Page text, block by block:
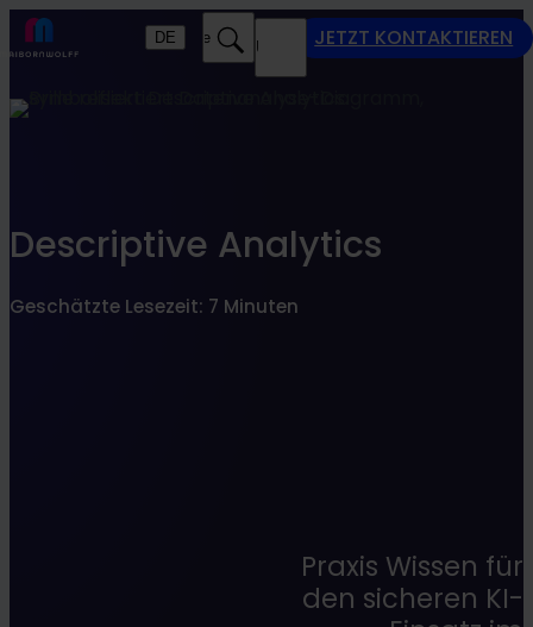
MENU JETZT KONTAKTIEREN
DESuche
Descriptive Analytics
Geschätzte Lesezeit: 7 Minuten
Praxis Wissen für
den sicheren KI-
Finden Sie, was zu Ihnen passt